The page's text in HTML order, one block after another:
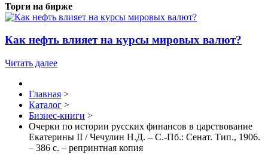
Торги на бирже
Как нефть влияет на курсы мировых валют?
Читать далее
Главная >
Каталог >
Бизнес-книги >
Очерки по истории русских финансов в царствование
Екатерины II / Чечулин Н.Д. – С.-Пб.: Сенат. Тип., 1906.
– 386 с. – репринтная копия